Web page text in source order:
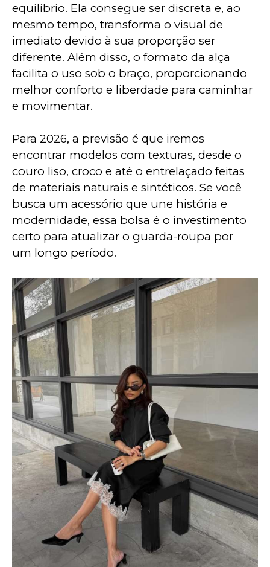
equilíbrio. Ela consegue ser discreta e, ao
mesmo tempo, transforma o visual de
imediato devido à sua proporção ser
diferente. Além disso, o formato da alça
facilita o uso sob o braço, proporcionando
melhor conforto e liberdade para caminhar
e movimentar.
Para 2026, a previsão é que iremos
encontrar modelos com texturas, desde o
couro liso, croco e até o entrelaçado feitas
de materiais naturais e sintéticos. Se você
busca um acessório que une história e
modernidade, essa bolsa é o investimento
certo para atualizar o guarda-roupa por
um longo período.